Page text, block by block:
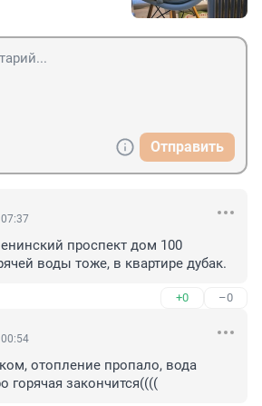
Отправить
проспект дом 100
воды тоже, в квартире дубак.
+0 –0
отопление пропало, вода
горячая закончится((((